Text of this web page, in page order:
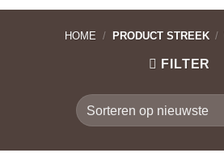
HOME / PRODUCT STREEK /
FILTER